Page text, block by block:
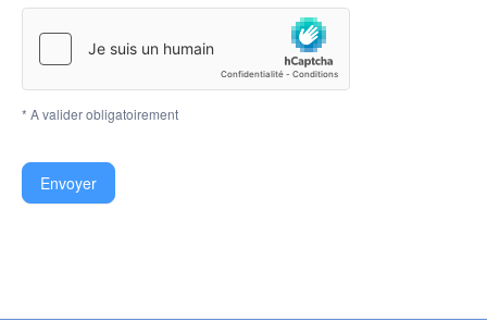
* A valider obligatoirement
Envoyer